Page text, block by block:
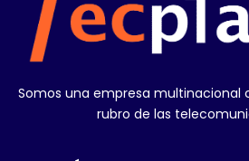
Somos una empresa
rubro de las